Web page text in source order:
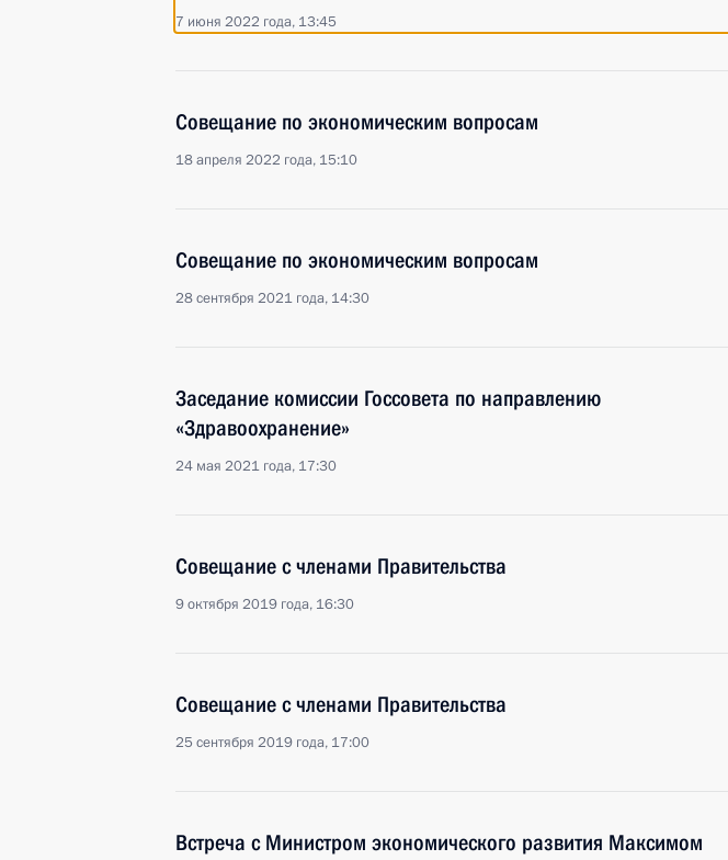
7 июня 2022 года, 13:45
Совещание по экономическим вопросам
18 апреля 2022 года, 15:10
Совещание по экономическим вопросам
28 сентября 2021 года, 14:30
Заседание комиссии Госсовета по направлению
«Здравоохранение»
24 мая 2021 года, 17:30
Совещание с членами Правительства
9 октября 2019 года, 16:30
Совещание с членами Правительства
25 сентября 2019 года, 17:00
Встреча с Министром экономического развития Максимом